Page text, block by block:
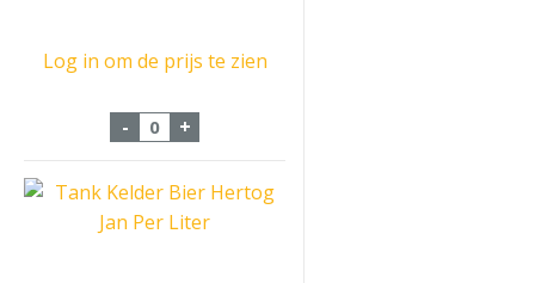
Log in om de prijs te zien
- Fust Brugse Zot Blond 20 Liter aantal
+